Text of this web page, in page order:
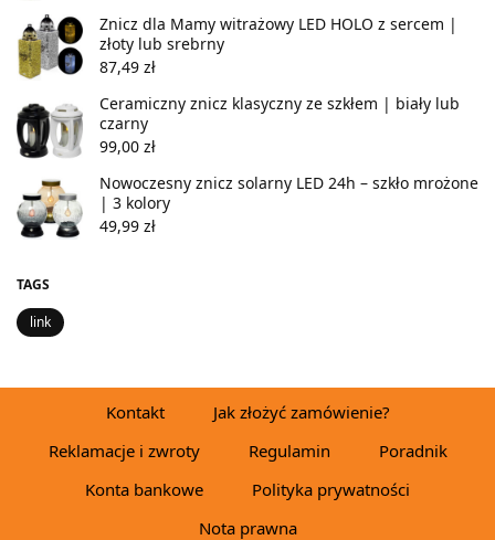
Znicz dla Mamy witrażowy LED HOLO z sercem |
złoty lub srebrny
87,49 zł
Ceramiczny znicz klasyczny ze szkłem | biały lub
czarny
99,00 zł
Nowoczesny znicz solarny LED 24h – szkło mrożone
| 3 kolory
49,99 zł
TAGS
link
Kontakt
Jak złożyć zamówienie?
Reklamacje i zwroty
Regulamin
Poradnik
Konta bankowe
Polityka prywatności
Nota prawna